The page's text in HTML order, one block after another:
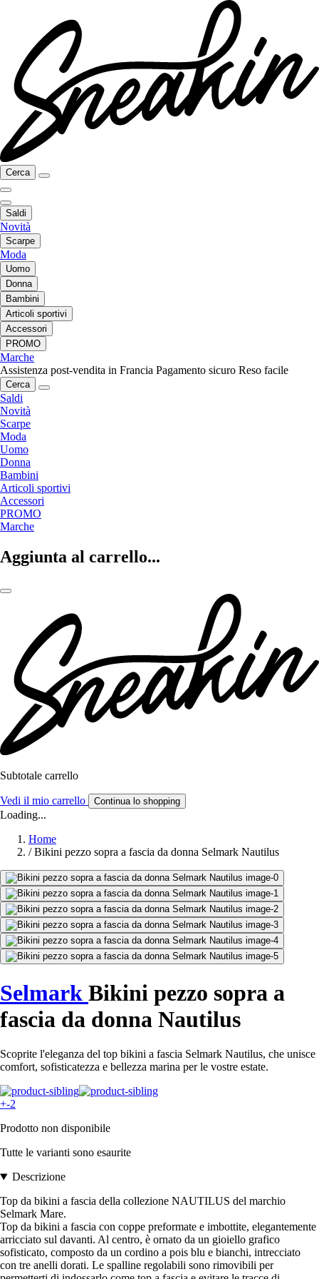
Cerca
Saldi
Novità
Scarpe
Moda
Uomo
Donna
Bambini
Articoli sportivi
Accessori
PROMO
Marche
Assistenza post-vendita in Francia Pagamento sicuro Reso facile
Cerca
Saldi
Novità
Scarpe
Moda
Uomo
Donna
Bambini
Articoli sportivi
Accessori
PROMO
Marche
Aggiunta al carrello...
Subtotale carrello
Vedi il mio carrello Continua lo shopping
Loading...
Home
/ Bikini pezzo sopra a fascia da donna Selmark Nautilus
Selmark Bikini pezzo sopra a
fascia da donna Nautilus
Scoprite l'eleganza del top bikini a fascia Selmark Nautilus, che unisce
comfort, sofisticatezza e bellezza marina per le vostre estate.
+-2
Prodotto non disponibile
Tutte le varianti sono esaurite
Descrizione
Top da bikini a fascia della collezione NAUTILUS del marchio
Selmark Mare.
Top da bikini a fascia con coppe preformate e imbottite, elegantemente
arricciato sul davanti. Al centro, è ornato da un gioiello grafico
sofisticato, composto da un cordino a pois blu e bianchi, intrecciato
con tre anelli dorati. Le spalline regolabili sono rimovibili per